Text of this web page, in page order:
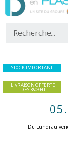
STOCK IMPORTANT
LIVRAISON OFFERTE
DES 350€HT
Du Lundi au